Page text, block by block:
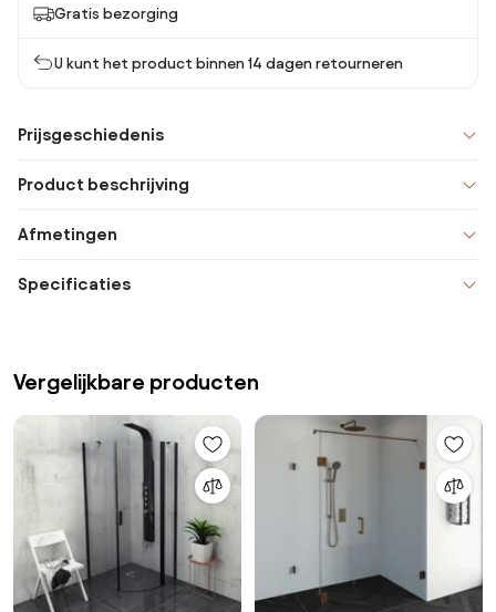
Gratis bezorging
U kunt het product binnen 14 dagen retourneren
Prijsgeschiedenis
Product beschrijving
Afmetingen
Specificaties
Vergelijkbare producten